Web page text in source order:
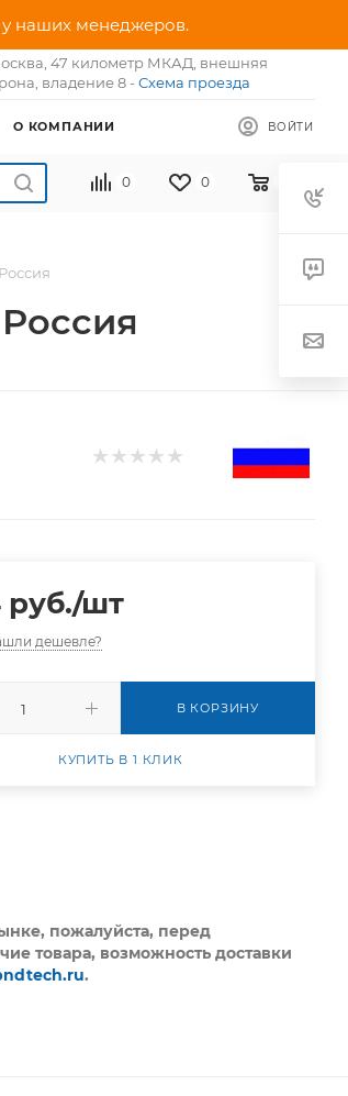
у наших менеджеров.
47 километр МКАД, внешняя
владение 8 - Схема проезда
ВОЙТИ
О КОМПАНИИ
0 0
руб./шт
дешевле?
В КОРЗИНУ
КУПИТЬ В 1 КЛИК
пожалуйста, перед
товара, возможность доставки
.